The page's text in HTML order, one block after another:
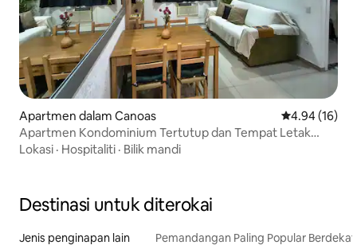
Apartmen dalam Canoas Penarafan
4.94 (16)
Apartmen Kondominium Tertutup dan Tempat Letak
Kereta
Lokasi · Hospitaliti · Bilik mandi
Destinasi untuk diterokai
Jenis penginapan lain Pemandangan Paling Popular